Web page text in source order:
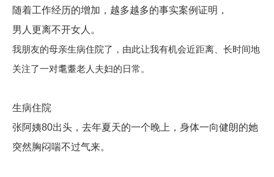
随着工作经历的增加，越多越多的事实案例证明，
男人更离不开女人。
我朋友的母亲生病住院了，由此让我有机会近距离、长时间地
关注了一对耄耋老人夫妇的日常。
生病住院
张阿姨80出头，去年夏天的一个晚上，身体一向健朗的她
突然胸闷喘不过气来。